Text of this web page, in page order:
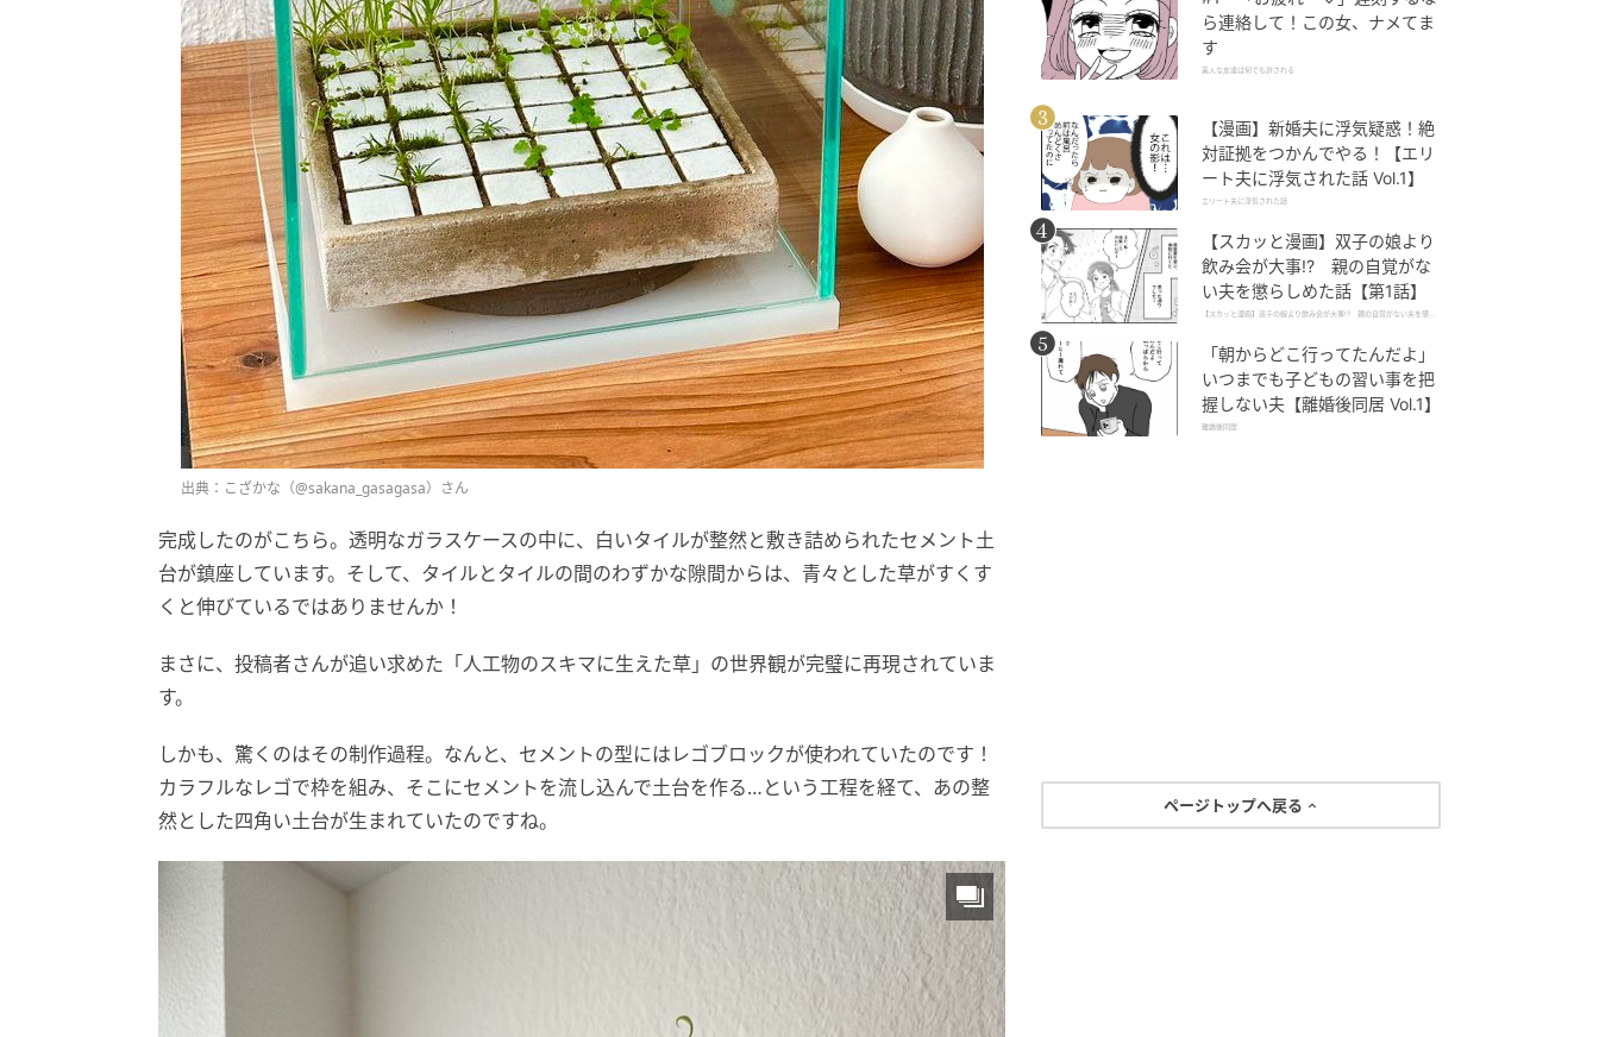
出典：こざかな（@sakana_gasagasa）さん
完成したのがこちら。透明なガラスケースの中に、白いタイルが整然と敷き詰められたセメント土
台が鎮座しています。そして、タイルとタイルの間のわずかな隙間からは、青々とした草がすくす
くと伸びているではありませんか！
まさに、投稿者さんが追い求めた「人工物のスキマに生えた草」の世界観が完璧に再現されていま
す。
しかも、驚くのはその制作過程。なんと、セメントの型にはレゴブロックが使われていたのです！
カラフルなレゴで枠を組み、そこにセメントを流し込んで土台を作る…という工程を経て、あの整
然とした四角い土台が生まれていたのですね。
ら連絡して！この女、ナメてま
す
美人な友達は何でも許される
【漫画】新婚夫に浮気疑惑！絶
対証拠をつかんでやる！【エリ
ート夫に浮気された話 Vol.1】
エリート夫に浮気された話
【スカッと漫画】双子の娘より
飲み会が大事!? 親の自覚がな
い夫を懲らしめた話【第1話】
【スカッと漫画】双子の娘より飲み会が大事!? 親の自覚がない夫を懲ら
「朝からどこ行ってたんだよ」
いつまでも子どもの習い事を把
握しない夫【離婚後同居 Vol.1】
離婚後同居
ページトップへ戻る